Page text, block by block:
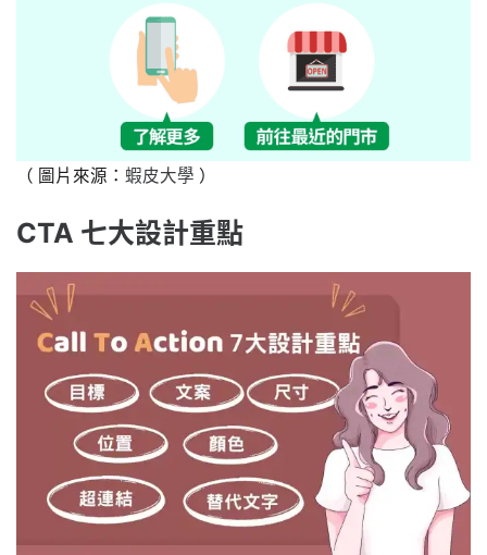
（ 圖片來源： 蝦皮大學 ）
CTA 七大設計重點